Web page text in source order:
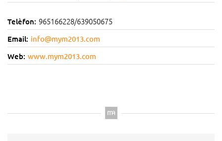
Telèfon: 965166228/639050675
Email: info@mym2013.com
Web: www.mym2013.com